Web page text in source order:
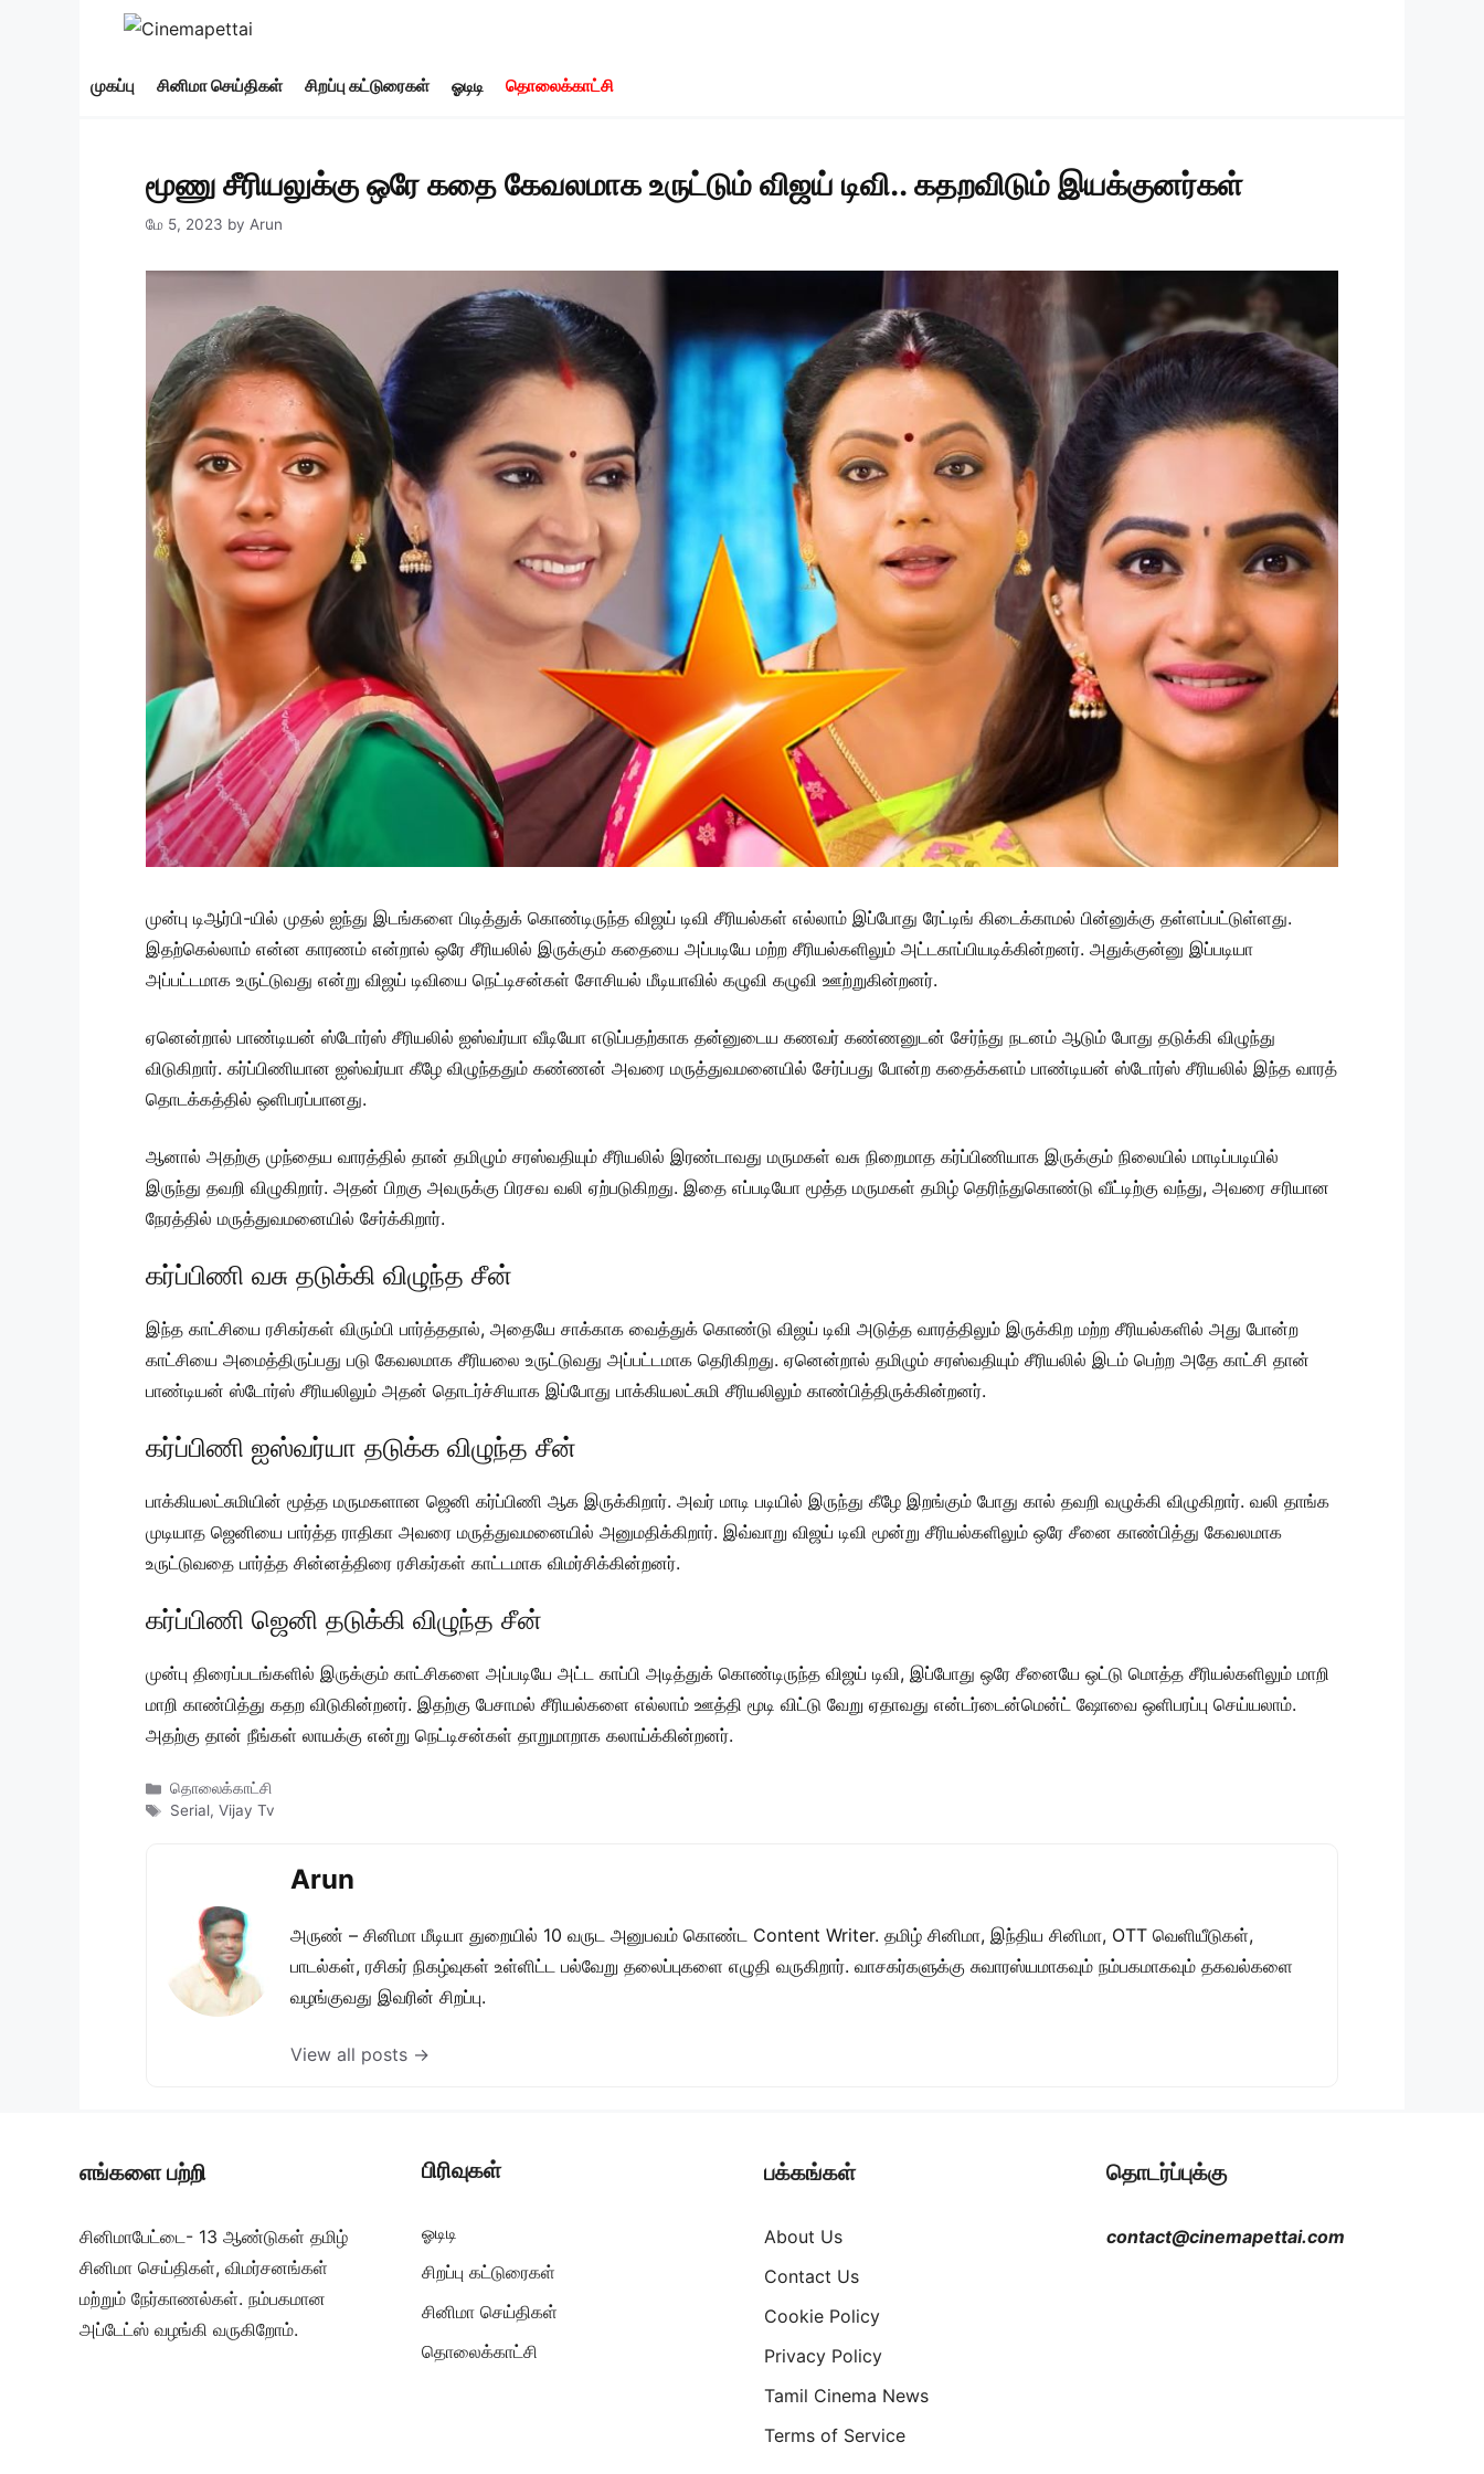
முகப்பு சினிமா செய்திகள் சிறப்பு கட்டுரைகள் ஓடிடி தொலைக்காட்சி
மூணு சீரியலுக்கு ஒரே கதை கேவலமாக உருட்டும் விஜய் டிவி.. கதறவிடும் இயக்குனர்கள்
மே 5, 2023 by Arun
முன்பு டிஆர்பி-யில் முதல் ஐந்து இடங்களை பிடித்துக் கொண்டிருந்த விஜய் டிவி சீரியல்கள் எல்லாம் இப்போது ரேட்டிங் கிடைக்காமல் பின்னுக்கு தள்ளப்பட்டுள்ளது.
இதற்கெல்லாம் என்ன காரணம் என்றால் ஒரே சீரியலில் இருக்கும் கதையை அப்படியே மற்ற சீரியல்களிலும் அட்டகாப்பியடிக்கின்றனர். அதுக்குன்னு இப்படியா
அப்பட்டமாக உருட்டுவது என்று விஜய் டிவியை நெட்டிசன்கள் சோசியல் மீடியாவில் கழுவி கழுவி ஊற்றுகின்றனர்.
ஏனென்றால் பாண்டியன் ஸ்டோர்ஸ் சீரியலில் ஐஸ்வர்யா வீடியோ எடுப்பதற்காக தன்னுடைய கணவர் கண்ணனுடன் சேர்ந்து நடனம் ஆடும் போது தடுக்கி விழுந்து
விடுகிறார். கர்ப்பிணியான ஐஸ்வர்யா கீழே விழுந்ததும் கண்ணன் அவரை மருத்துவமனையில் சேர்ப்பது போன்ற கதைக்களம் பாண்டியன் ஸ்டோர்ஸ் சீரியலில் இந்த வாரத்
தொடக்கத்தில் ஒளிபரப்பானது.
ஆனால் அதற்கு முந்தைய வாரத்தில் தான் தமிழும் சரஸ்வதியும் சீரியலில் இரண்டாவது மருமகள் வசு நிறைமாத கர்ப்பிணியாக இருக்கும் நிலையில் மாடிப்படியில்
இருந்து தவறி விழுகிறார். அதன் பிறகு அவருக்கு பிரசவ வலி ஏற்படுகிறது. இதை எப்படியோ மூத்த மருமகள் தமிழ் தெரிந்துகொண்டு வீட்டிற்கு வந்து, அவரை சரியான
நேரத்தில் மருத்துவமனையில் சேர்க்கிறார்.
கர்ப்பிணி வசு தடுக்கி விழுந்த சீன்
இந்த காட்சியை ரசிகர்கள் விரும்பி பார்த்ததால், அதையே சாக்காக வைத்துக் கொண்டு விஜய் டிவி அடுத்த வாரத்திலும் இருக்கிற மற்ற சீரியல்களில் அது போன்ற
காட்சியை அமைத்திருப்பது படு கேவலமாக சீரியலை உருட்டுவது அப்பட்டமாக தெரிகிறது. ஏனென்றால் தமிழும் சரஸ்வதியும் சீரியலில் இடம் பெற்ற அதே காட்சி தான்
பாண்டியன் ஸ்டோர்ஸ் சீரியலிலும் அதன் தொடர்ச்சியாக இப்போது பாக்கியலட்சுமி சீரியலிலும் காண்பித்திருக்கின்றனர்.
கர்ப்பிணி ஐஸ்வர்யா தடுக்க விழுந்த சீன்
பாக்கியலட்சுமியின் மூத்த மருமகளான ஜெனி கர்ப்பிணி ஆக இருக்கிறார். அவர் மாடி படியில் இருந்து கீழே இறங்கும் போது கால் தவறி வழுக்கி விழுகிறார். வலி தாங்க
முடியாத ஜெனியை பார்த்த ராதிகா அவரை மருத்துவமனையில் அனுமதிக்கிறார். இவ்வாறு விஜய் டிவி மூன்று சீரியல்களிலும் ஒரே சீனை காண்பித்து கேவலமாக
உருட்டுவதை பார்த்த சின்னத்திரை ரசிகர்கள் காட்டமாக விமர்சிக்கின்றனர்.
கர்ப்பிணி ஜெனி தடுக்கி விழுந்த சீன்
முன்பு திரைப்படங்களில் இருக்கும் காட்சிகளை அப்படியே அட்ட காப்பி அடித்துக் கொண்டிருந்த விஜய் டிவி, இப்போது ஒரே சீனையே ஒட்டு மொத்த சீரியல்களிலும் மாறி
மாறி காண்பித்து கதற விடுகின்றனர். இதற்கு பேசாமல் சீரியல்களை எல்லாம் ஊத்தி மூடி விட்டு வேறு ஏதாவது என்டர்டைன்மென்ட் ஷோவை ஒளிபரப்பு செய்யலாம்.
அதற்கு தான் நீங்கள் லாயக்கு என்று நெட்டிசன்கள் தாறுமாறாக கலாய்க்கின்றனர்.
Categories
தொலைக்காட்சி
Tags
Serial, Vijay Tv
Arun
அருண் – சினிமா மீடியா துறையில் 10 வருட அனுபவம் கொண்ட Content Writer. தமிழ் சினிமா, இந்திய சினிமா, OTT வெளியீடுகள்,
பாடல்கள், ரசிகர் நிகழ்வுகள் உள்ளிட்ட பல்வேறு தலைப்புகளை எழுதி வருகிறார். வாசகர்களுக்கு சுவாரஸ்யமாகவும் நம்பகமாகவும் தகவல்களை
வழங்குவது இவரின் சிறப்பு.
View all posts →
எங்களை பற்றி
சினிமாபேட்டை- 13 ஆண்டுகள் தமிழ்
சினிமா செய்திகள், விமர்சனங்கள்
மற்றும் நேர்காணல்கள். நம்பகமான
அப்டேட்ஸ் வழங்கி வருகிறோம்.
பிரிவுகள்
ஓடிடி
சிறப்பு கட்டுரைகள்
சினிமா செய்திகள்
தொலைக்காட்சி
பக்கங்கள்
About Us
Contact Us
Cookie Policy
Privacy Policy
Tamil Cinema News
Terms of Service
தொடர்ப்புக்கு
contact@cinemapettai.com